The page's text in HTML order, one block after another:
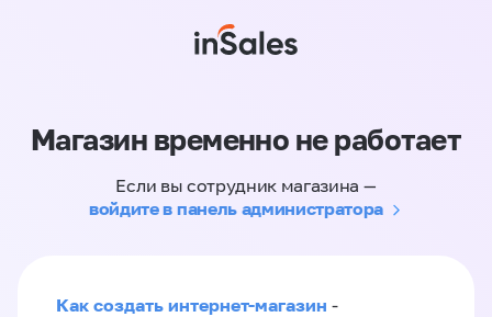
Магазин временно не работает
Если вы сотрудник магазина —
войдите в панель администратора
Как создать интернет-магазин -